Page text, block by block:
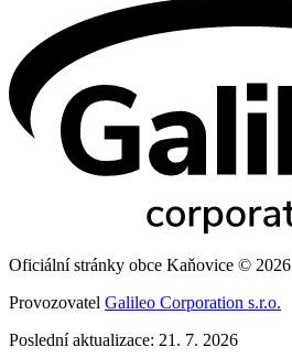
Oficiální stránky obce Kaňovice © 2026
Provozovatel Galileo Corporation s.r.o.
Poslední aktualizace: 21. 7. 2026